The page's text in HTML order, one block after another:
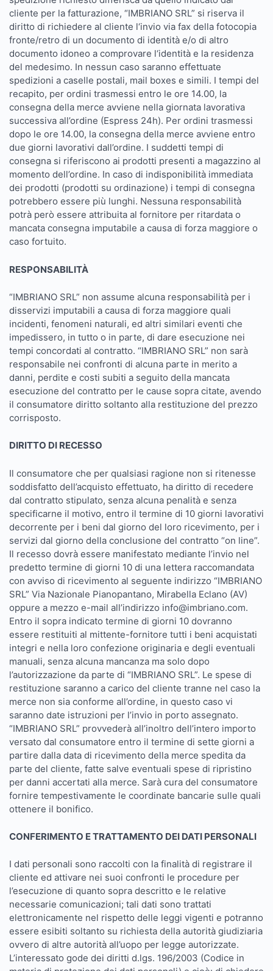
cliente per la fatturazione, “IMBRIANO SRL” si riserva il
diritto di richiedere al cliente l‘invio via fax della fotocopia
fronte/retro di un documento di identità e/o di altro
documento idoneo a comprovare l‘identità e la residenza
del medesimo. In nessun caso saranno effettuate
spedizioni a caselle postali, mail boxes e simili. I tempi del
recapito, per ordini trasmessi entro le ore 14.00, la
consegna della merce avviene nella giornata lavorativa
successiva all’ordine (Espress 24h). Per ordini trasmessi
dopo le ore 14.00, la consegna della merce avviene entro
due giorni lavorativi dall’ordine. I suddetti tempi di
consegna si riferiscono ai prodotti presenti a magazzino al
momento dell’ordine. In caso di indisponibilità immediata
dei prodotti (prodotti su ordinazione) i tempi di consegna
potrebbero essere più lunghi. Nessuna responsabilità
potrà però essere attribuita al fornitore per ritardata o
mancata consegna imputabile a causa di forza maggiore o
caso fortuito.
RESPONSABILITÀ
“IMBRIANO SRL” non assume alcuna responsabilità per i
disservizi imputabili a causa di forza maggiore quali
incidenti, fenomeni naturali, ed altri similari eventi che
impedissero, in tutto o in parte, di dare esecuzione nei
tempi concordati al contratto. “IMBRIANO SRL” non sarà
responsabile nei confronti di alcuna parte in merito a
danni, perdite e costi subiti a seguito della mancata
esecuzione del contratto per le cause sopra citate, avendo
il consumatore diritto soltanto alla restituzione del prezzo
corrisposto.
DIRITTO DI RECESSO
Il consumatore che per qualsiasi ragione non si ritenesse
soddisfatto dell’acquisto effettuato, ha diritto di recedere
dal contratto stipulato, senza alcuna penalità e senza
specificarne il motivo, entro il termine di 10 giorni lavorativi
decorrente per i beni dal giorno del loro ricevimento, per i
servizi dal giorno della conclusione del contratto “on line”.
Il recesso dovrà essere manifestato mediante l’invio nel
predetto termine di giorni 10 di una lettera raccomandata
con avviso di ricevimento al seguente indirizzo “IMBRIANO
SRL” Via Nazionale Pianopantano, Mirabella Eclano (AV)
oppure a mezzo e-mail all’indirizzo info@imbriano.com.
Entro il sopra indicato termine di giorni 10 dovranno
essere restituiti al mittente-fornitore tutti i beni acquistati
integri e nella loro confezione originaria e degli eventuali
manuali, senza alcuna mancanza ma solo dopo
l’autorizzazione da parte di “IMBRIANO SRL”. Le spese di
restituzione saranno a carico del cliente tranne nel caso la
merce non sia conforme all’ordine, in questo caso vi
saranno date istruzioni per l’invio in porto assegnato.
“IMBRIANO SRL” provvederà all’inoltro dell’intero importo
versato dal consumatore entro il termine di sette giorni a
partire dalla data di ricevimento della merce spedita da
parte del cliente, fatte salve eventuali spese di ripristino
per danni accertati alla merce. Sarà cura del consumatore
fornire tempestivamente le coordinate bancarie sulle quali
ottenere il bonifico.
CONFERIMENTO E TRATTAMENTO DEI DATI PERSONALI
I dati personali sono raccolti con la finalità di registrare il
cliente ed attivare nei suoi confronti le procedure per
l’esecuzione di quanto sopra descritto e le relative
necessarie comunicazioni; tali dati sono trattati
elettronicamente nel rispetto delle leggi vigenti e potranno
essere esibiti soltanto su richiesta della autorità giudiziaria
ovvero di altre autorità all’uopo per legge autorizzate.
L’interessato gode dei diritti d.lgs. 196/2003 (Codice in